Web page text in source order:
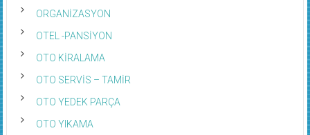
ORGANİZASYON
OTEL -PANSİYON
OTO KİRALAMA
OTO SERVİS – TAMİR
OTO YEDEK PARÇA
OTO YIKAMA